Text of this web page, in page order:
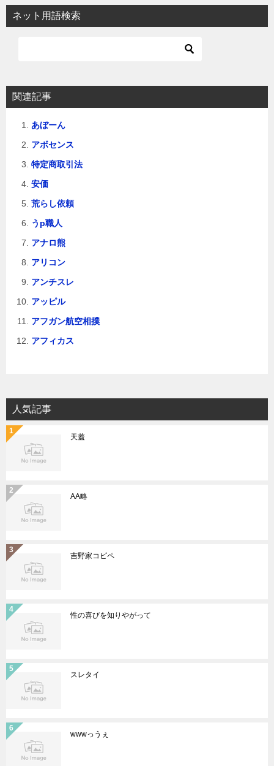
ビ
ゲ
ョ
ン
ネット用語検索
関連記事
あぼーん
アボセンス
特定商取引法
安価
荒らし依頼
うp職人
アナロ熊
アリコン
アンチスレ
アッピル
アフガン航空相撲
アフィカス
人気記事
天蓋
AA略
吉野家コピペ
性の喜びを知りやがって
スレタイ
wwwっうぇ